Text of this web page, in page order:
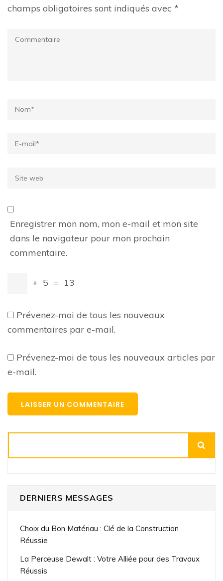
champs obligatoires sont indiqués avec *
Commentaire
Name*
Email *
Site
Enregistrer mon nom, mon e-mail et mon site
dans le navigateur pour mon prochain
commentaire.
+ 5 = 13
Prévenez-moi de tous les nouveaux
commentaires par e-mail.
Prévenez-moi de tous les nouveaux articles par
e-mail.
DERNIERS MESSAGES
Choix du Bon Matériau : Clé de la Construction
Réussie
La Perceuse Dewalt : Votre Alliée pour des Travaux
Réussis